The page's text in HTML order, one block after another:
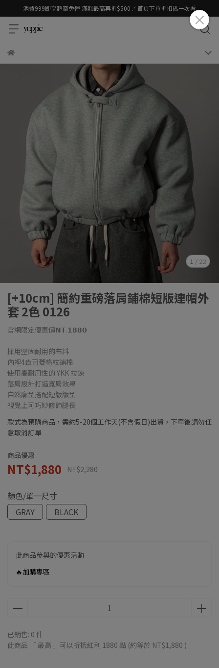
消費999即享超商免運 滿額最高再折$500 .ᐟ 首頁下拉折扣碼一次看
1 / 22
[+10cm] 簡約重磅落肩鋪棉短版連帽外
套 2色 0126
官網限定優惠價𝗡𝗧.𝟭𝟴𝟴𝟬
.
採用堅固耐用的布料
內裡4盎司菱格紋鋪棉
使用高耐用性的 YKK 拉鍊
落肩設計打造寬肩效果
自然廓型搭配短版版型
視覺上可巧妙修飾腿長
款式為預購商品，需約5-20個工作天(不含假日)出貨，下單後請勿任
意取消訂單
商品優惠
NT$1,880 NT$2,280
顏色/單一尺寸
GRAY
BLACK
此商品參與的優惠活動
🔥加購專區
已銷售: 0 件
此商品 「 最高 」可以折抵紅利 1880 點 (約等於 NT$1,880 )